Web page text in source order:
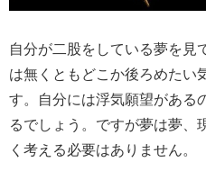
自分が二股をしている夢を見
は無くともどこか後ろめたい
す。自分には浮気願望がある
るでしょう。ですが夢は夢、
く考える必要はありません。